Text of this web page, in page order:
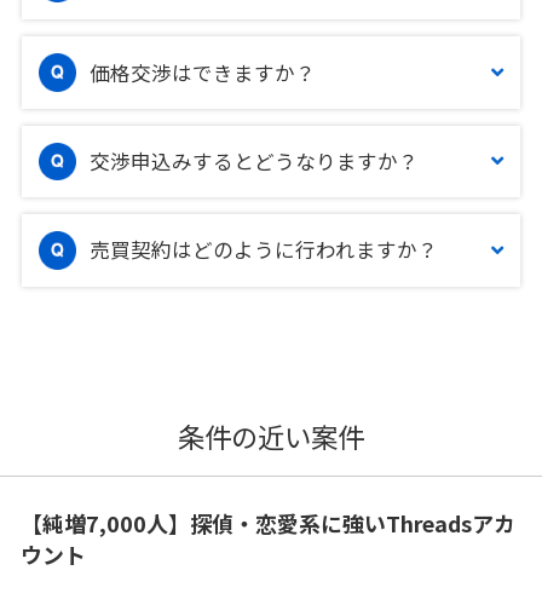
価格交渉はできますか？
交渉申込みするとどうなりますか？
売買契約はどのように行われますか？
条件の近い案件
【純増7,000人】探偵・恋愛系に強いThreadsアカ
ウント